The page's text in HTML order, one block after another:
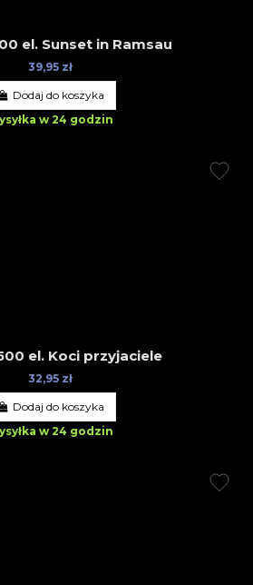
el. Sunset in Ramsau
39,95 zł
Dodaj do koszyka
w 24 godzin
el. Koci przyjaciele
32,95 zł
Dodaj do koszyka
w 24 godzin